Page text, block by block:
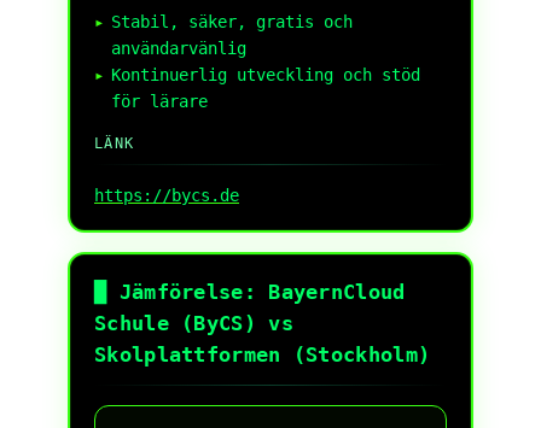
Stabil, säker, gratis och
användarvänlig
Kontinuerlig utveckling och stöd
för lärare
LÄNK
https://bycs.de
█ Jämförelse: BayernCloud
Schule (ByCS) vs
Skolplattformen (Stockholm)